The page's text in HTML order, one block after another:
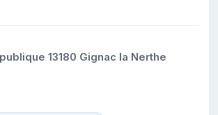
13180 Gignac la Nerthe